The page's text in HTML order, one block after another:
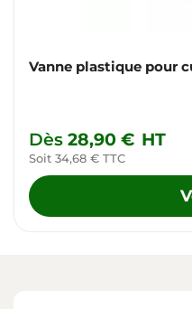
Vanne plastique pour
Dès 28,90 € HT
Soit 34,68 € TTC